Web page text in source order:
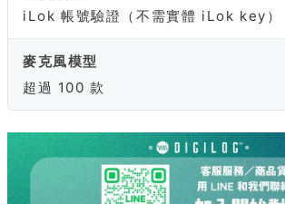
iLok 帳號驗證（不需實體 iLok key）
麥克風模型
超過 100 款